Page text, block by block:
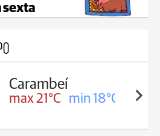
sexta
Carambeí
max 21°C min 18°C